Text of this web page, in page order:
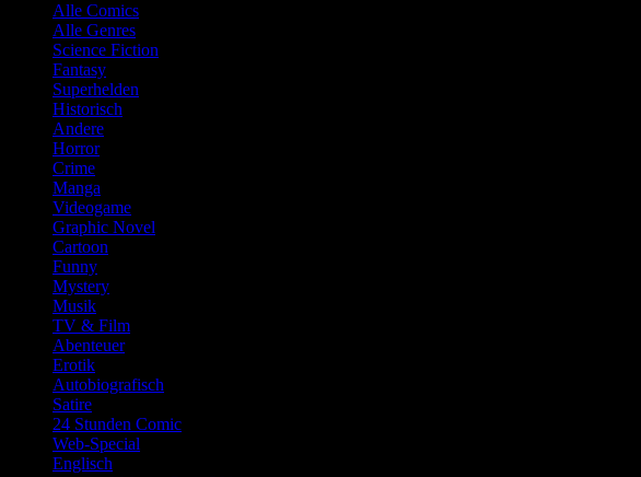
Alle Comics
Alle Genres
Science Fiction
Fantasy
Superhelden
Historisch
Andere
Horror
Crime
Manga
Videogame
Graphic Novel
Cartoon
Funny
Mystery
Musik
TV & Film
Abenteuer
Erotik
Autobiografisch
Satire
24 Stunden Comic
Web-Special
Englisch